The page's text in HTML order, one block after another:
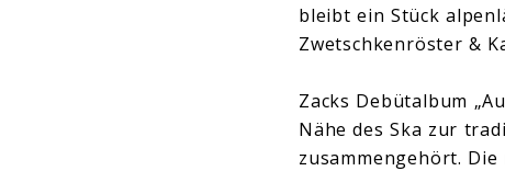
bleibt ein Stück
Zwetschkenröster &
Zacks Debütalbum
Nähe des Ska zur
zusammengehört.